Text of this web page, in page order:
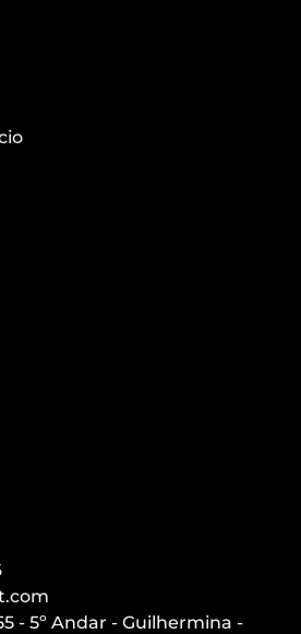
- 5º Andar - Guilhermina -